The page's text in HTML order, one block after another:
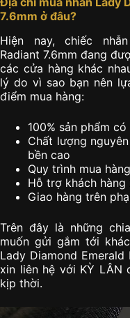
7.6mm ở đâu?
Hiện nay, chiếc
Radiant 7.6mm đang
các cửa hàng khác
lý do vì sao bạn nên
điểm mua hàng:
100% sản phẩm
Chất lượng
bền cao
Quy trình mua
Hỗ trợ khách
Giao hàng trên
Trên đây là những
muốn gửi gắm tới
Lady Diamond
xin liên hệ với KỲ
kịp thời.